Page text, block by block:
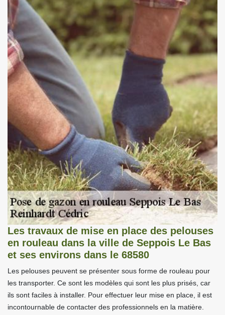
Les travaux de mise en place des pelouses
en rouleau dans la ville de Seppois Le Bas
et ses environs dans le 68580
Les pelouses peuvent se présenter sous forme de rouleau pour
les transporter. Ce sont les modèles qui sont les plus prisés, car
ils sont faciles à installer. Pour effectuer leur mise en place, il est
incontournable de contacter des professionnels en la matière.